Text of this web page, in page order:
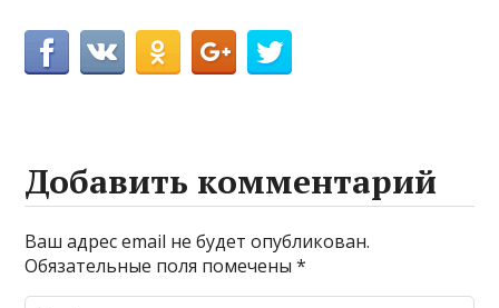
Добавить комментарий
Ваш адрес email не будет опубликован.
Обязательные поля помечены*